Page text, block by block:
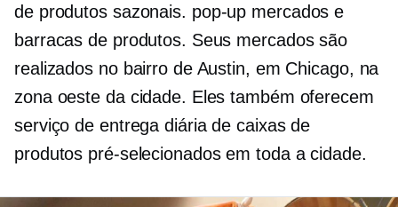
de produtos sazonais. pop-up mercados e
barracas de produtos. Seus mercados são
realizados no bairro de Austin, em Chicago, na
zona oeste da cidade. Eles também oferecem
serviço de entrega diária de caixas de
produtos pré-selecionados em toda a cidade.